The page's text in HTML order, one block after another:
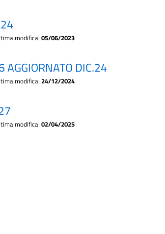
modifica:05/06/2023
DIC.24
modifica:24/12/2024
modifica:02/04/2025